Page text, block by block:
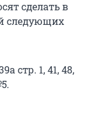
сделать в
следующих
стр. 1, 41, 48,